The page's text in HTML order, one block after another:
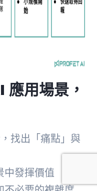
應用場景，
找出「痛點」與
中發揮價值